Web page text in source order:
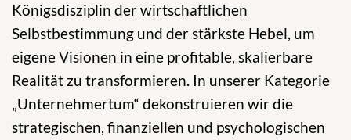
Königsdisziplin der wirtschaftlichen
Selbstbestimmung und der stärkste Hebel, um
eigene Visionen in eine profitable, skalierbare
Realität zu transformieren. In unserer Kategorie
„Unternehmertum“ dekonstruieren wir die
strategischen, finanziellen und psychologischen